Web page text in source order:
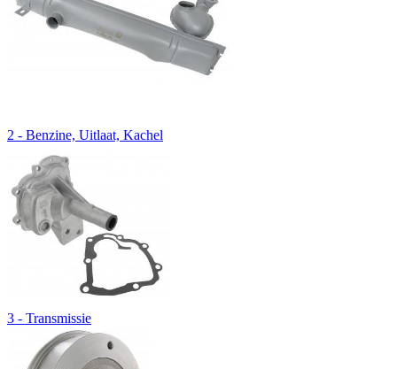
2 - Benzine, Uitlaat, Kachel
3 - Transmissie